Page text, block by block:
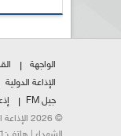
الواجهة
الإذاعة الدولية
جيل FM